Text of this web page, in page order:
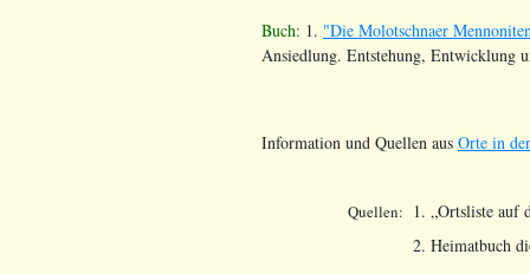
Buch: 1. "Die Molotschnaer
Ansiedlung. Entstehung, Entwicklung
Information und Quellen aus Orte in
Quellen:
1. „Ortsliste auf
2. Heimatbuch